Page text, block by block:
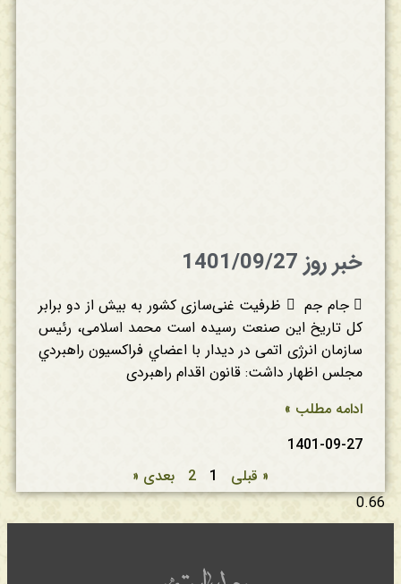
خبر روز 1401/09/27
 جام جم  ظرفیت غنی‌‌سازی کشور به بیش از دو برابر
کل تاریخ این صنعت رسیده است محمد اسلامی، رئیس
سازمان انرژی اتمی در ديدار با اعضاي فراكسيون راهبردي
مجلس اظهار داشت: قانون اقدام راهبردی
ادامه مطلب »
1401-09-27
« قبلی
1
2 بعدی «